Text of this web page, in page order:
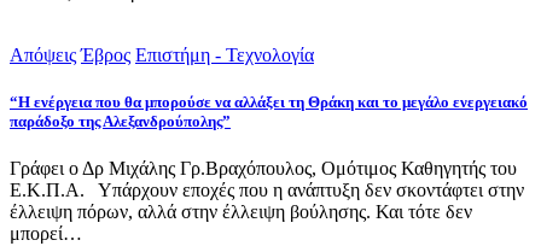
Απόψεις Έβρος Επιστήμη - Τεχνολογία
“Η ενέργεια που θα μπορούσε να αλλάξει τη Θράκη και το μεγάλο ενεργειακό
παράδοξο της Αλεξανδρούπολης”
Γράφει ο Δρ Μιχάλης Γρ.Βραχόπουλος, Ομότιμος Καθηγητής του
Ε.Κ.Π.Α. Υπάρχουν εποχές που η ανάπτυξη δεν σκοντάφτει στην
έλλειψη πόρων, αλλά στην έλλειψη βούλησης. Και τότε δεν
μπορεί…